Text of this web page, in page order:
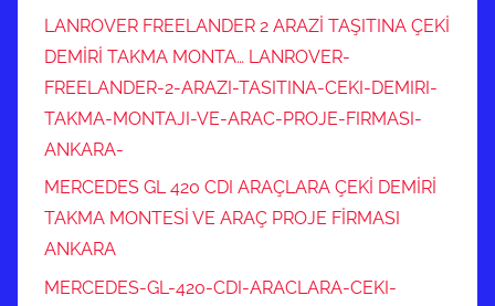
LANROVER FREELANDER 2 ARAZİ TAŞITINA ÇEKİ
DEMİRİ TAKMA MONTA… LANROVER-
FREELANDER-2-ARAZI-TASITINA-CEKI-DEMIRI-
TAKMA-MONTAJI-VE-ARAC-PROJE-FIRMASI-
ANKARA-
MERCEDES GL 420 CDI ARAÇLARA ÇEKİ DEMİRİ
TAKMA MONTESİ VE ARAÇ PROJE FİRMASI
ANKARA
MERCEDES-GL-420-CDI-ARACLARA-CEKI-